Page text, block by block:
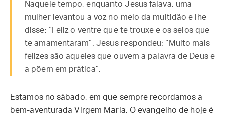
Naquele tempo, enquanto Jesus falava, uma
mulher levantou a voz no meio da multidão e lhe
disse: “Feliz o ventre que te trouxe e os seios que
te amamentaram”. Jesus respondeu: “Muito mais
felizes são aqueles que ouvem a palavra de Deus e
a põem em prática”.
Estamos no sábado, em que sempre recordamos a
bem-aventurada Virgem Maria. O evangelho de hoje é